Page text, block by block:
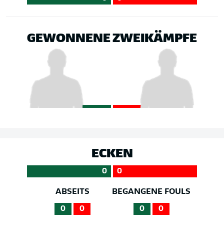
GEWONNENE ZWEIKÄMPFE
ECKEN
0 0
ABSEITS
0 0
BEGANGENE FOULS
0 0